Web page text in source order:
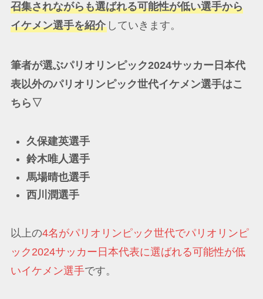
召集されながらも選ばれる可能性が低い選手から
イケメン選手を紹介していきます。
筆者が選ぶパリオリンピック2024サッカー日本代
表以外のパリオリンピック世代イケメン選手はこ
ちら▽
久保建英選手
鈴木唯人選手
馬場晴也選手
西川潤選手
以上の4名がパリオリンピック世代でパリオリンピ
ック2024サッカー日本代表に選ばれる可能性が低
いイケメン選手です。